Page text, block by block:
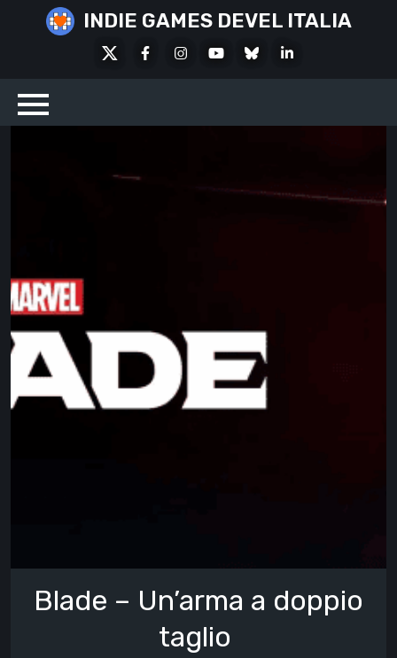
INDIE GAMES DEVEL ITALIA
FacebookInstagramYoutubeBlueskyLinkedIn
Blade – Un’arma a doppio
taglio